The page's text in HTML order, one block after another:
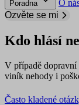
Poradna
O
Ozvěte se mi
Kdo hlásí
V případě
viník nehody i
Často kladené